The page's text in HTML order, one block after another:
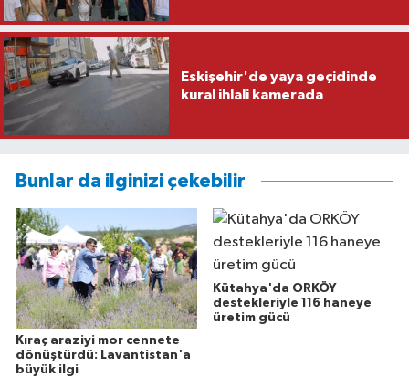
Eskişehir'de yaya geçidinde
kural ihlali kamerada
Bunlar da ilginizi çekebilir
Kıraç araziyi mor cennete
dönüştürdü: Lavantistan'a
büyük ilgi
Kütahya'da ORKÖY
destekleriyle 116 haneye
üretim gücü